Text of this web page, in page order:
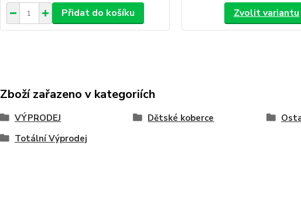
Přidat do košíku Zvolit variantu
Zboží zařazeno v kategoriích
VÝPRODEJ Dětské koberce
Totální Výprodej